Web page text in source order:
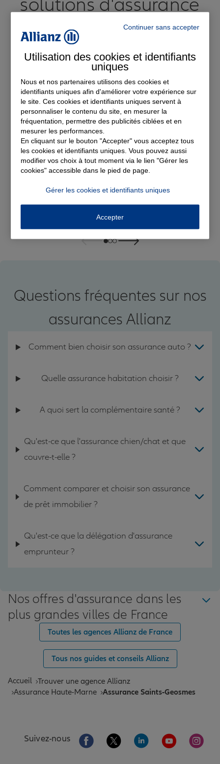
solutions d'assurance
Devis Assurance Auto
Questions fréquentes sur nos
assurances Allianz
Comment bien choisir son assurance auto ?
Quelle assurance habitation choisir ?
A quoi sert la complémentaire santé ?
Qu'est-ce que l'assurance chien/chat et que
couvre-t-elle ?
Comment comparer et choisir son assurance
de prêt immobilier ?
Qu'est-ce que la délégation d'assurance
emprunteur ?
Nos offres d'assurance dans les
plus grandes villes de France
Toutes les agences Allianz de France
Tous nos guides et conseils Allianz
Accueil Trouver une agence Allianz
Assurance Haute-Marne Assurance Saints-Geosmes
Suivez-nous Aller sur la page Facebook de Allianz
Aller sur la page Twitter de
Aller sur la page
Aller sur la
Aller
Continuer sans accepter
Utilisation des cookies et identifiants
uniques
Nous et nos partenaires utilisons des cookies et
identifiants uniques afin d'améliorer votre expérience sur
le site. Ces cookies et identifiants uniques servent à
personnaliser le contenu du site, en mesurer la
fréquentation, permettre des publicités ciblées et en
mesurer les performances.
En cliquant sur le bouton "Accepter" vous acceptez tous
les cookies et identifiants uniques. Vous pouvez aussi
modifier vos choix à tout moment via le lien "Gérer les
cookies" accessible dans le pied de page.
Gérer les cookies et identifiants uniques
Accepter